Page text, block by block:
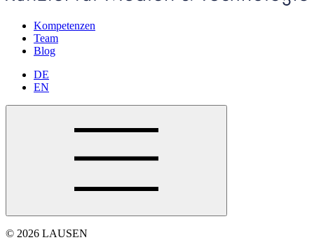
Kompetenzen
Team
Blog
DE
EN
© 2026 LAUSEN